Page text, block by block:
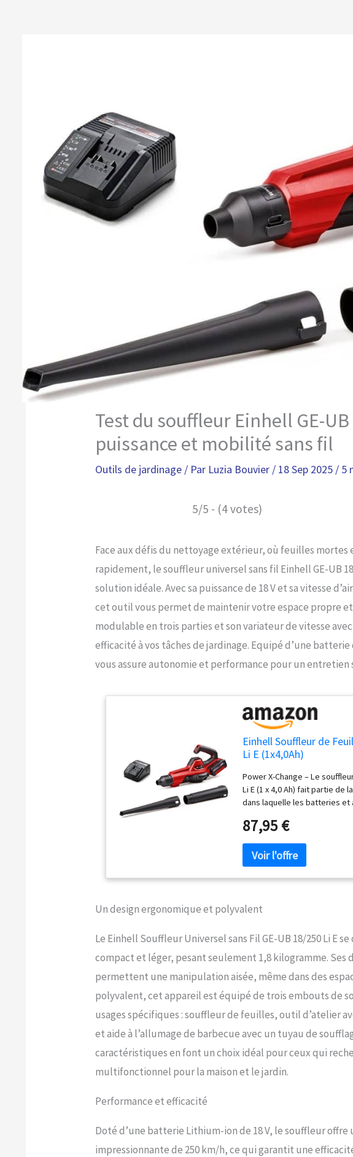
Test du souffleur Einhell GE-UB
puissance et mobilité sans fil
Outils de jardinage / Par Luzia Bouvier / 18 Sep 2025 / 5
5/5 - (4 votes)
Face aux défis du nettoyage extérieur, où feuilles mortes
rapidement, le souffleur universel sans fil Einhell GE-UB
solution idéale. Avec sa puissance de 18 V et sa vitesse
cet outil vous permet de maintenir votre espace propre
modulable en trois parties et son variateur de vitesse
efficacité à vos tâches de jardinage. Equipé d’une batterie
vous assure autonomie et performance pour un entretien
Einhell Souffleur de
Li E (1x4,0Ah)
Power X-Change – Le
Li E (1 x 4,0 Ah) fait partie de
dans laquelle les batteries
en 3 parties, le souffleur de
pour allumer le barbecue,
feuilles. Haute performance
atteindre une vitesse de
éliminer ainsi aussi les
vitesse de l’air.L’indicateur
surface Softgrip, et permet
maniable, d’atteindre des
Grâce au support mural
séparable et amovible, le
facilement. Batterie incluse –
UB 18/250 Li E (1 x 4,0 Ah)
4,0 Ah Power X-Change et un
87,95 €
Un design ergonomique et polyvalent
Le Einhell Souffleur Universel sans Fil GE-UB 18/250 Li E
compact et léger, pesant seulement 1,8 kilogramme. Ses
permettent une manipulation aisée, même dans des
polyvalent, cet appareil est équipé de trois embouts de
usages spécifiques : souffleur de feuilles, outil d’atelier
et aide à l’allumage de barbecue avec un tuyau de
caractéristiques en font un choix idéal pour ceux qui
multifonctionnel pour la maison et le jardin.
Performance et efficacité
Doté d’une batterie Lithium-ion de 18 V, le souffleur offre
impressionnante de 250 km/h, ce qui garantit une